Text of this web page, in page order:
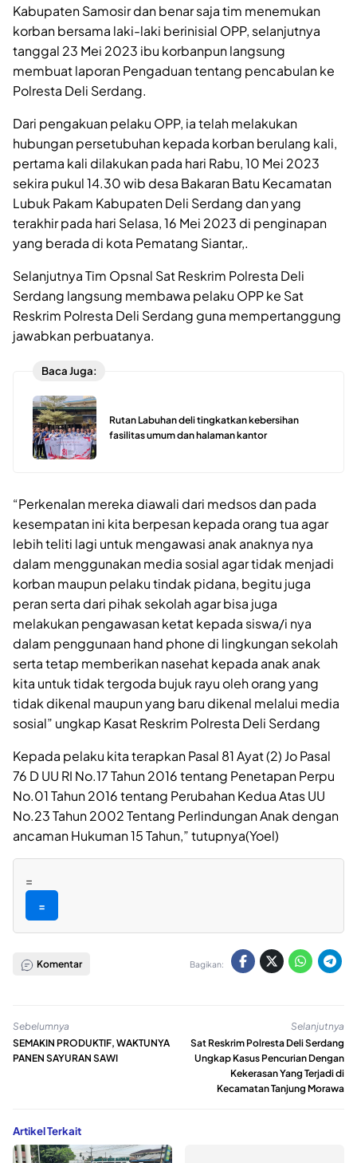
Kabupaten Samosir dan benar saja tim menemukan
korban bersama laki-laki berinisial OPP, selanjutnya
tanggal 23 Mei 2023 ibu korbanpun langsung
membuat laporan Pengaduan tentang pencabulan ke
Polresta Deli Serdang.
Dari pengakuan pelaku OPP, ia telah melakukan
hubungan persetubuhan kepada korban berulang kali,
pertama kali dilakukan pada hari Rabu, 10 Mei 2023
sekira pukul 14.30 wib desa Bakaran Batu Kecamatan
Lubuk Pakam Kabupaten Deli Serdang dan yang
terakhir pada hari Selasa, 16 Mei 2023 di penginapan
yang berada di kota Pematang Siantar,.
Selanjutnya Tim Opsnal Sat Reskrim Polresta Deli
Serdang langsung membawa pelaku OPP ke Sat
Reskrim Polresta Deli Serdang guna mempertanggung
jawabkan perbuatanya.
Baca Juga:
Rutan Labuhan deli tingkatkan kebersihan
fasilitas umum dan halaman kantor
“Perkenalan mereka diawali dari medsos dan pada
kesempatan ini kita berpesan kepada orang tua agar
lebih teliti lagi untuk mengawasi anak anaknya nya
dalam menggunakan media sosial agar tidak menjadi
korban maupun pelaku tindak pidana, begitu juga
peran serta dari pihak sekolah agar bisa juga
melakukan pengawasan ketat kepada siswa/i nya
dalam penggunaan hand phone di lingkungan sekolah
serta tetap memberikan nasehat kepada anak anak
kita untuk tidak tergoda bujuk rayu oleh orang yang
tidak dikenal maupun yang baru dikenal melalui media
sosial” ungkap Kasat Reskrim Polresta Deli Serdang
Kepada pelaku kita terapkan Pasal 81 Ayat (2) Jo Pasal
76 D UU RI No.17 Tahun 2016 tentang Penetapan Perpu
No.01 Tahun 2016 tentang Perubahan Kedua Atas UU
No.23 Tahun 2002 Tentang Perlindungan Anak dengan
ancaman Hukuman 15 Tahun,” tutupnya(Yoel)
=
=
Komentar Bagikan:
Sebelumnya
SEMAKIN PRODUKTIF, WAKTUNYA
PANEN SAYURAN SAWI
Selanjutnya
Sat Reskrim Polresta Deli Serdang
Ungkap Kasus Pencurian Dengan
Kekerasan Yang Terjadi di
Kecamatan Tanjung Morawa
Artikel Terkait